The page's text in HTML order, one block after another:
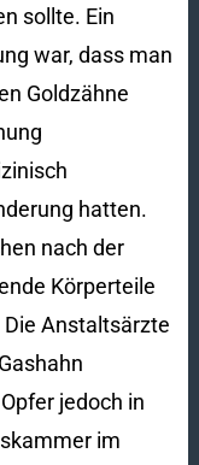
sollte. Ein
war, dass man
Goldzähne
hatten.
nach der
Körperteile
Anstaltsärzte
jedoch in
im